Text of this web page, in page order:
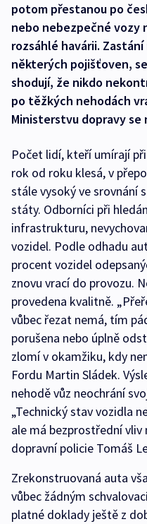
potom přestanou po
nebo nebezpečné vozy
rozsáhlé havárii. Zastání
některých pojišťoven,
shodují, že nikdo
po těžkých nehodách
Ministerstvu dopravy se
Počet lidí, kteří umírají
rok od roku klesá, v
stále vysoký ve srovnání
státy. Odborníci při
infrastrukturu,
vozidel. Podle odhadu
procent vozidel
znovu vrací do provozu.
provedena kvalitně.
vůbec řezat nemá, tím
porušena nebo úplně
zlomí v okamžiku, kdy
Fordu Martin Sládek.
nehodě vůz neochrání
„Technický stav vozidla
ale má bezprostřední vliv
dopravní policie Tomáš
Zrekonstruovaná auta
vůbec žádným
platné doklady ještě z